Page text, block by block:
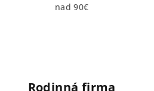
nad 90€
Rodinná firma